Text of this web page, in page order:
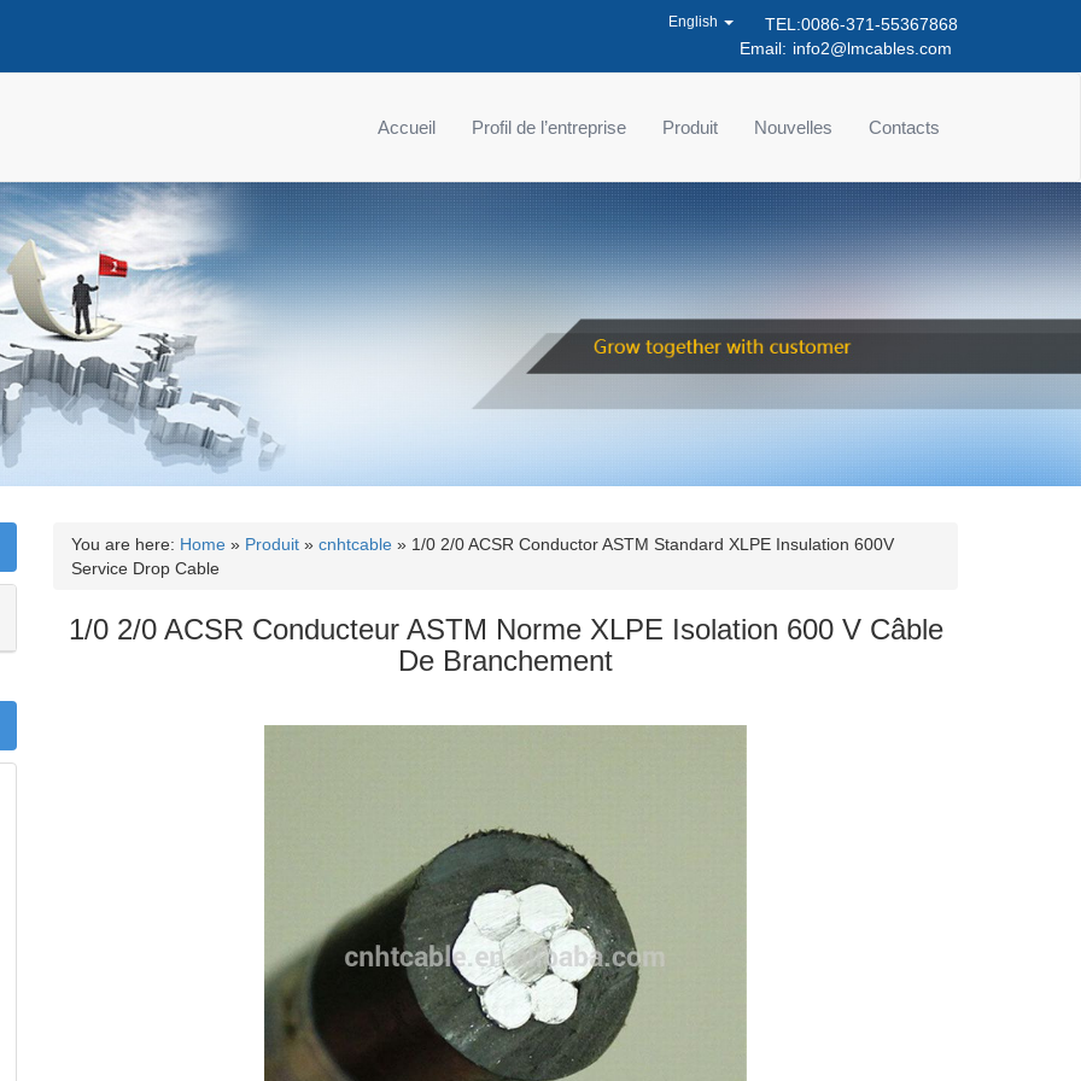
TEL:0086-371-55367868
Email: info2@lmcables.com
English
Accueil Profil de l’entreprise Produit Nouvelles Contacts
You are here: Home » Produit » cnhtcable » 1/0 2/0 ACSR Conductor ASTM Standard XLPE Insulation 600V
Service Drop Cable
1/0 2/0 ACSR Conducteur ASTM Norme XLPE Isolation 600 V Câble
De Branchement